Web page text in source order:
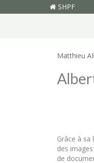
SHPF
Matthieu
Grâce à sa
des
de